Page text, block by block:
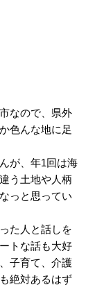
なので、県外
色んな地に足
が、年1回は海
う土地や人柄
っと思ってい
た人と話しを
トな話も大好
子育て、介護
絶対あるはず